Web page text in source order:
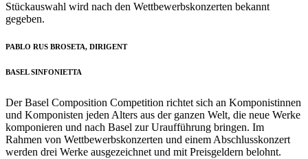
Stückauswahl wird nach den Wettbewerbskonzerten bekannt
gegeben.
PABLO RUS BROSETA, DIRIGENT
BASEL SINFONIETTA
Der Basel Composition Competition richtet sich an Komponistinnen
und Komponisten jeden Alters aus der ganzen Welt, die neue Werke
komponieren und nach Basel zur Uraufführung bringen. Im
Rahmen von Wettbewerbskonzerten und einem Abschlusskonzert
werden drei Werke ausgezeichnet und mit Preisgeldern belohnt.